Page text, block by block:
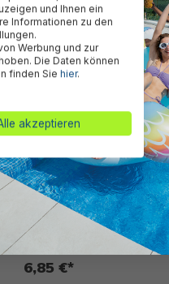
Bestway® Ersatzteil
Skimatic™ 2-in-1
Einhängeskimmer/
6,85 €*
und Ihnen ein
Informationen zu den
Werbung und zur
Die Daten können
finden Sie hier.
akzeptieren